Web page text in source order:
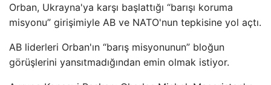
Orban, Ukrayna'ya karşı başlattığı “barışı koruma
misyonu” girişimiyle AB ve NATO'nun tepkisine yol açtı.
AB liderleri Orban'ın “barış misyonunun” bloğun
görüşlerini yansıtmadığından emin olmak istiyor.